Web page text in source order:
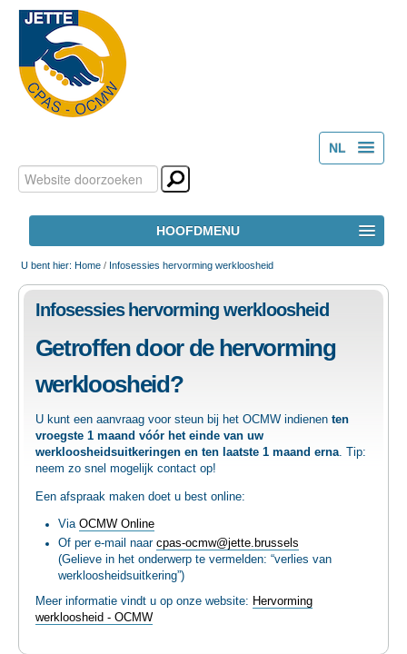
NL
Persoonlijke
hulpmiddelen
Zoek
Geavanceerd
HOOFDMENU
HOME
HET OCMW
TEWERKSTELLING
VOEDSELHULP
SENIOREN
CULTUUR EN JEUGD
U bent hier: Home / Infosessies hervorming werkloosheid
Infosessies hervorming werkloosheid
Getroffen door de hervorming
werkloosheid?
U kunt een aanvraag voor steun bij het OCMW indienen ten
vroegste 1 maand vóór het einde van uw
werkloosheidsuitkeringen en ten laatste 1 maand erna. Tip:
neem zo snel mogelijk contact op!
Een afspraak maken doet u best online:
Via OCMW Online
Of per e-mail naar cpas-ocmw@jette.brussels
(Gelieve in het onderwerp te vermelden: “verlies van
werkloosheidsuitkering”)
Meer informatie vindt u op onze website: Hervorming
werkloosheid - OCMW